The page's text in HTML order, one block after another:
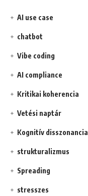
AI use case
chatbot
Vibe coding
AI compliance
Kritikai koherencia
Vetési naptár
Kognitív disszonancia
strukturalizmus
Spreading
stresszes